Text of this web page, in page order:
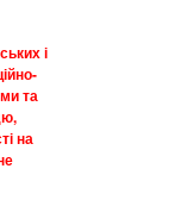
і
та
на